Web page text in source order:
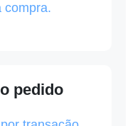
compra.
pedido